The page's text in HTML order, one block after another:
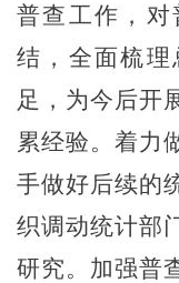
普查工作，对
结，全面梳
足，为今后开
累经验。着力
手做好后续的
织调动统计部
研究。加强普